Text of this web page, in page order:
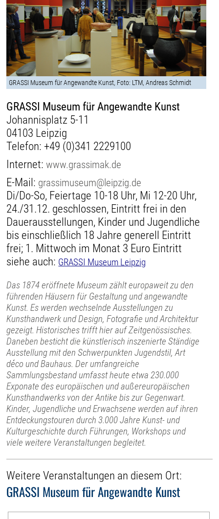
GRASSI Museum für Angewandte Kunst, Foto: LTM, Andreas Schmidt
GRASSI Museum für Angewandte Kunst
Johannisplatz 5-11
04103 Leipzig
Telefon: +49 (0)341 2229100
Internet:www.grassimak.de
E-Mail: grassimuseum@leipzig.de
Di/Do-So, Feiertage 10-18 Uhr, Mi 12-20 Uhr,
24./31.12. geschlossen, Eintritt frei in den
Dauerausstellungen, Kinder und Jugendliche
bis einschließlich 18 Jahre generell Eintritt
frei; 1. Mittwoch im Monat 3 Euro Eintritt
siehe auch: GRASSI Museum Leipzig
Das 1874 eröffnete Museum zählt europaweit zu den
führenden Häusern für Gestaltung und angewandte
Kunst. Es werden wechselnde Ausstellungen zu
Kunsthandwerk und Design, Fotografie und Architektur
gezeigt. Historisches trifft hier auf Zeitgenössisches.
Daneben besticht die künstlerisch inszenierte Ständige
Ausstellung mit den Schwerpunkten Jugendstil, Art
déco und Bauhaus. Der umfangreiche
Sammlungsbestand umfasst heute etwa 230.000
Exponate des europäischen und außereuropäischen
Kunsthandwerks von der Antike bis zur Gegenwart.
Kinder, Jugendliche und Erwachsene werden auf ihren
Entdeckungstouren durch 3.000 Jahre Kunst- und
Kulturgeschichte durch Führungen, Workshops und
viele weitere Veranstaltungen begleitet.
Weitere Veranstaltungen an diesem Ort:
GRASSI Museum für Angewandte Kunst